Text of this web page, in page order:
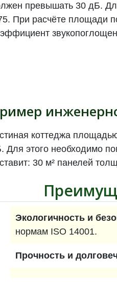
превышать 30 дБ.
При расчёте площади
коттеджа
Для этого необходимо
30 м² панелей
Экологичность и
нормам ISO 14001.
Прочность и